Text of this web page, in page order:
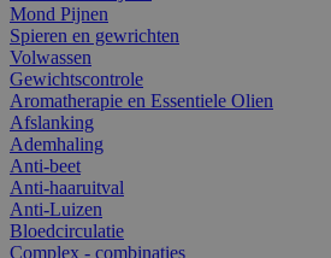
Mond Pijnen
Spieren en gewrichten
Volwassen
Gewichtscontrole
Aromatherapie en Essentiele Olien
Afslanking
Ademhaling
Anti-beet
Anti-haaruitval
Anti-Luizen
Bloedcirculatie
Complex - combinaties